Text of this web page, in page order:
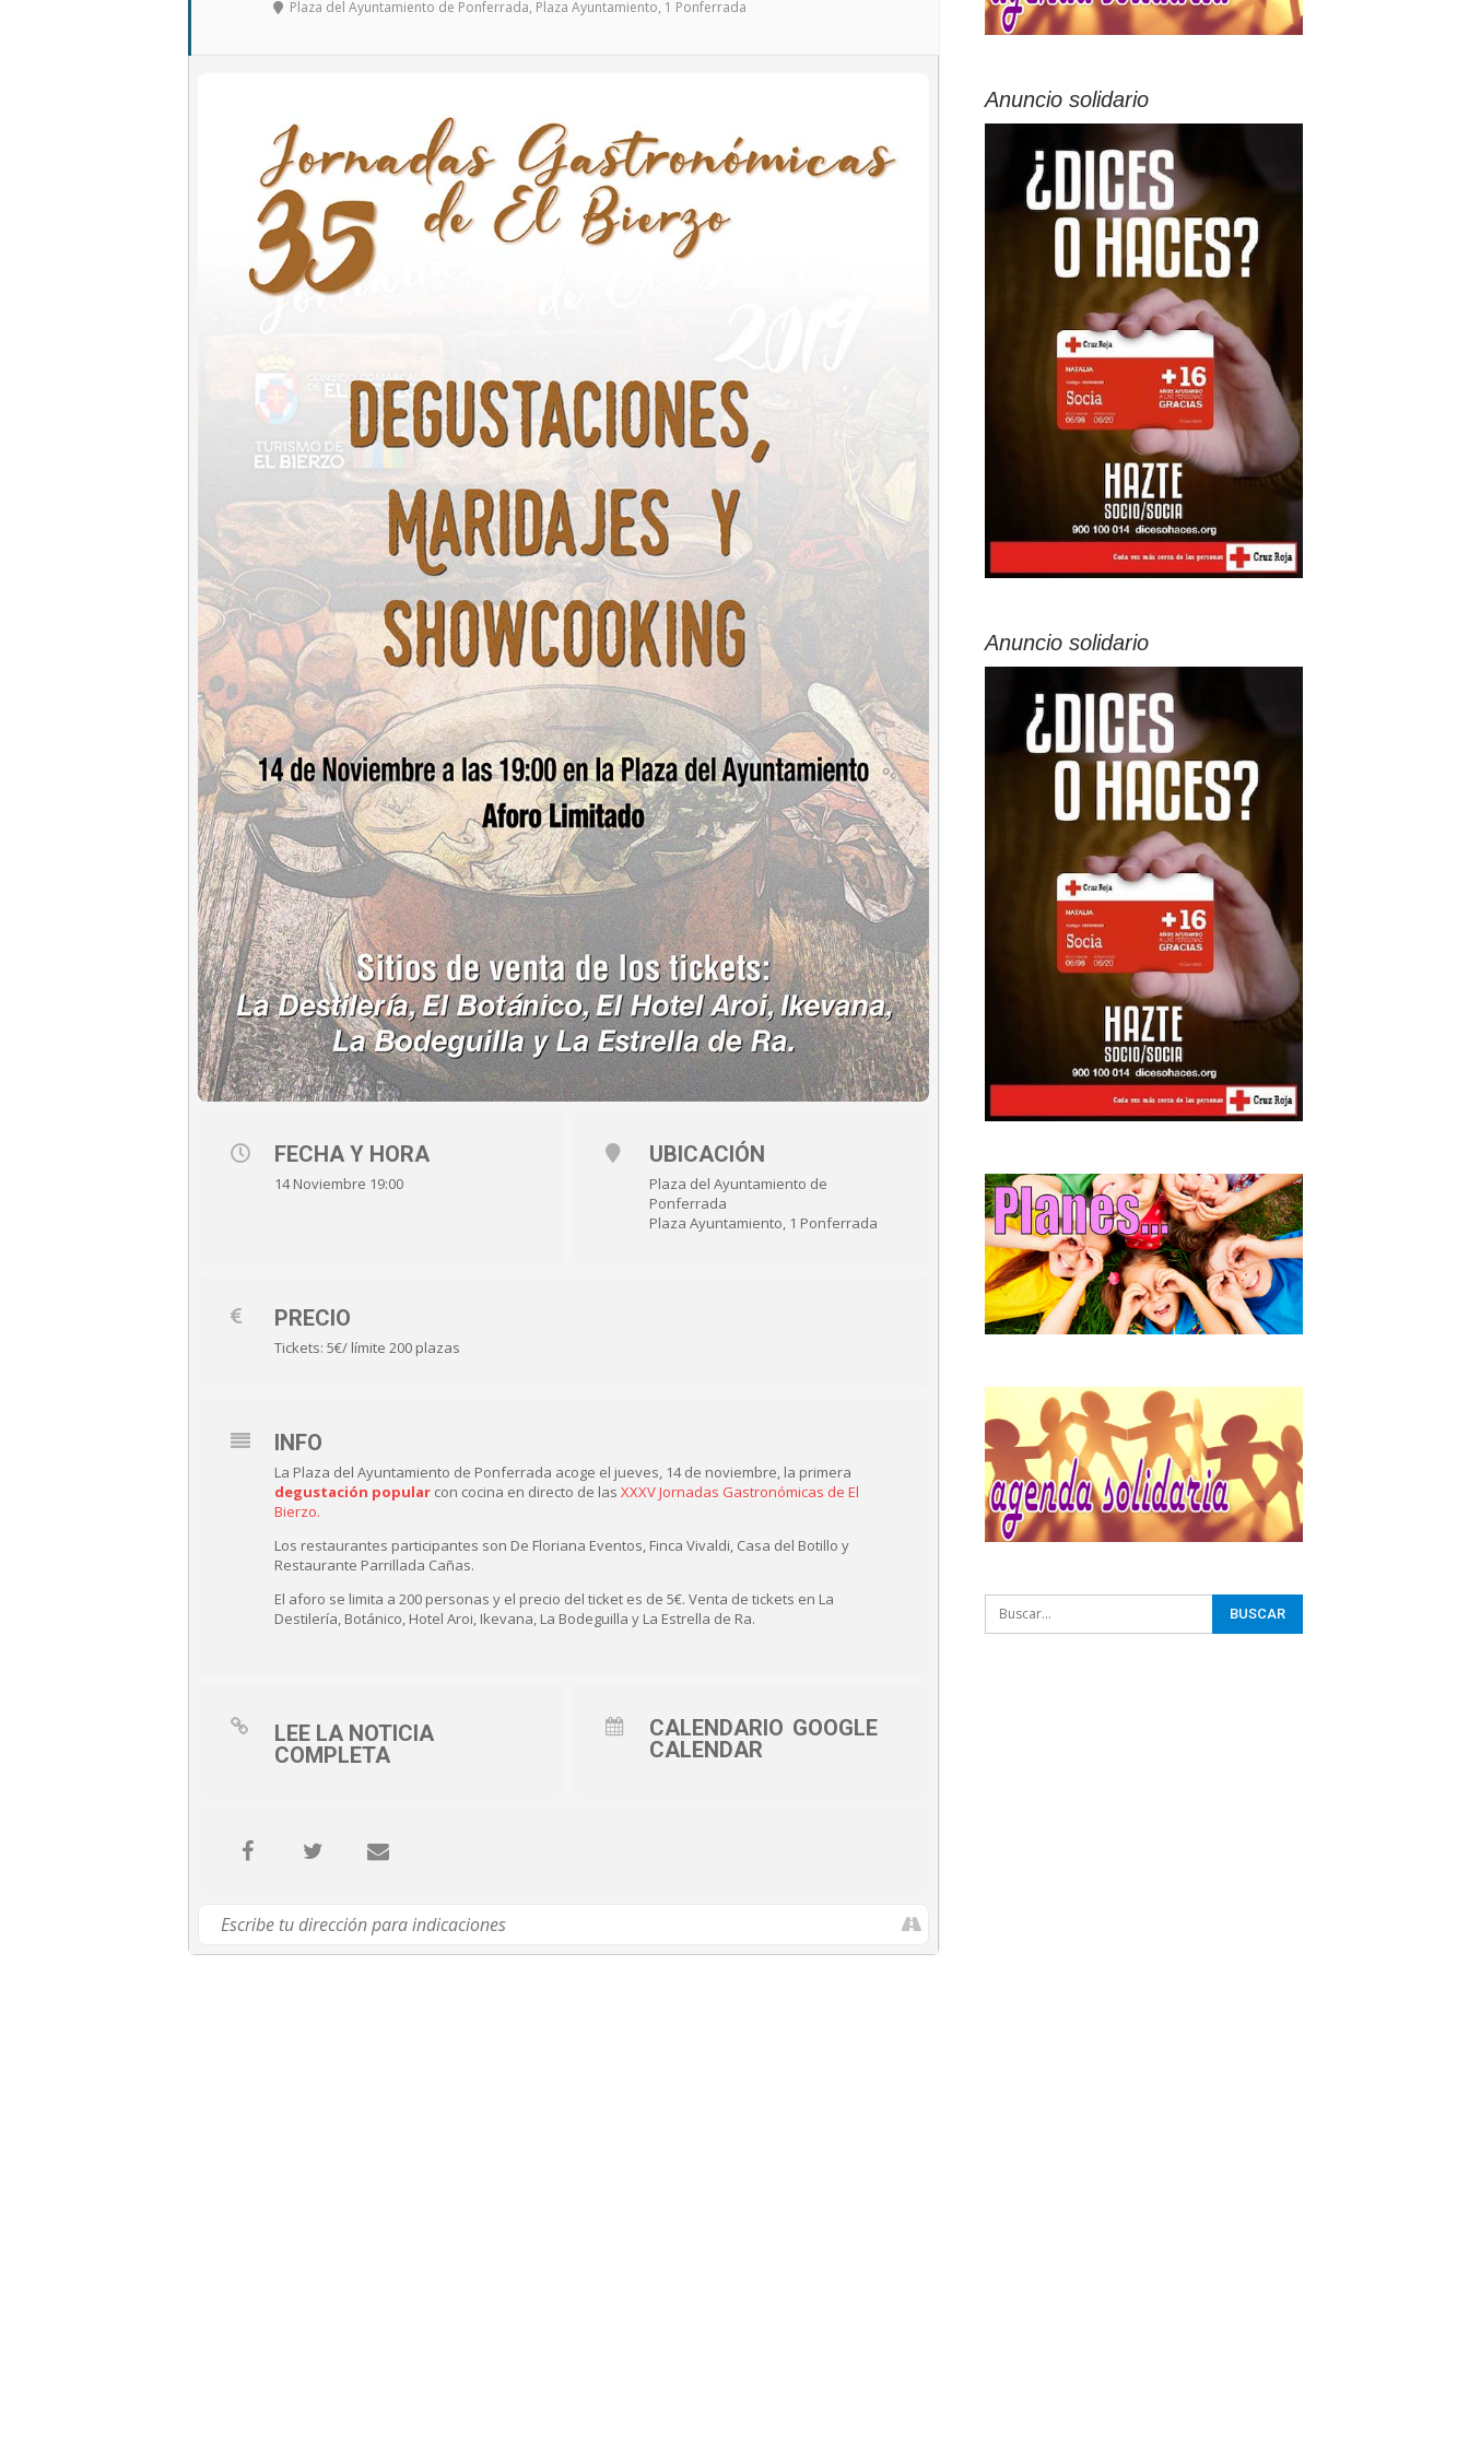
Plaza del Ayuntamiento de Ponferrada, Plaza Ayuntamiento, 1 Ponferrada
FECHA Y HORA
14 Noviembre 19:00
UBICACIÓN
Plaza del Ayuntamiento de
Ponferrada
Plaza Ayuntamiento, 1 Ponferrada
PRECIO
Tickets: 5€/ límite 200 plazas
INFO
La Plaza del Ayuntamiento de Ponferrada acoge el jueves, 14 de noviembre, la primera
degustación popular con cocina en directo de las XXXV Jornadas Gastronómicas de El
Bierzo.
Los restaurantes participantes son De Floriana Eventos, Finca Vivaldi, Casa del Botillo y
Restaurante Parrillada Cañas.
El aforo se limita a 200 personas y el precio del ticket es de 5€. Venta de tickets en La
Destilería, Botánico, Hotel Aroi, Ikevana, La Bodeguilla y La Estrella de Ra.
LEE LA NOTICIA
COMPLETA
CALENDARIO GOOGLE
CALENDAR
Anuncio solidario
Anuncio solidario